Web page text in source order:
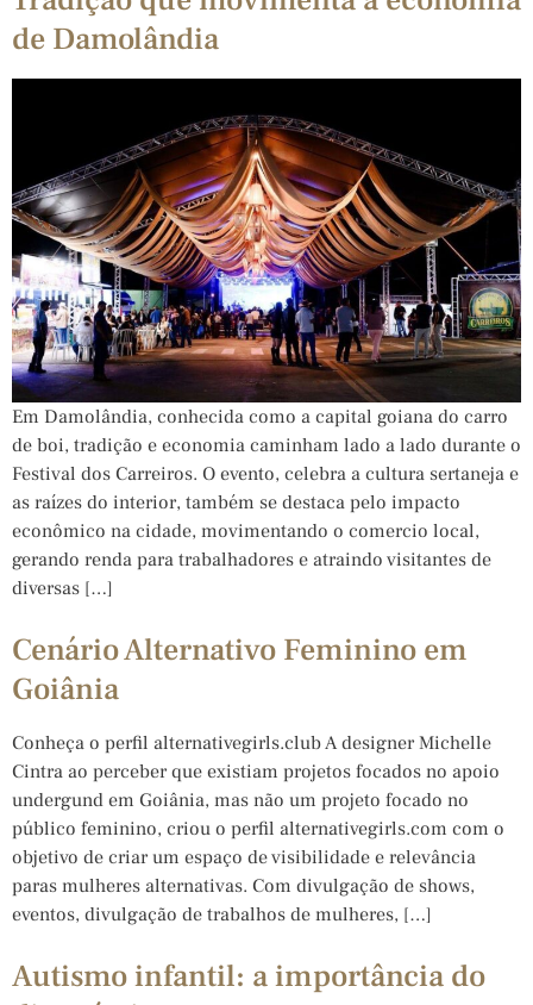
de Damolândia
Em Damolândia, conhecida como a capital goiana do carro
de boi, tradição e economia caminham lado a lado durante o
Festival dos Carreiros. O evento, celebra a cultura sertaneja e
as raízes do interior, também se destaca pelo impacto
econômico na cidade, movimentando o comercio local,
gerando renda para trabalhadores e atraindo visitantes de
diversas […]
Cenário Alternativo Feminino em
Goiânia
Conheça o perfil alternativegirls.club A designer Michelle
Cintra ao perceber que existiam projetos focados no apoio
undergund em Goiânia, mas não um projeto focado no
público feminino, criou o perfil alternativegirls.com com o
objetivo de criar um espaço de visibilidade e relevância
paras mulheres alternativas. Com divulgação de shows,
eventos, divulgação de trabalhos de mulheres, […]
Autismo infantil: a importância do